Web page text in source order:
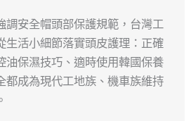
調安全帽頭部保護規範，台灣工
生活小細節落實頭皮護理：正確
油保濕技巧、適時使用韓國保養
都成為現代工地族、機車族維持